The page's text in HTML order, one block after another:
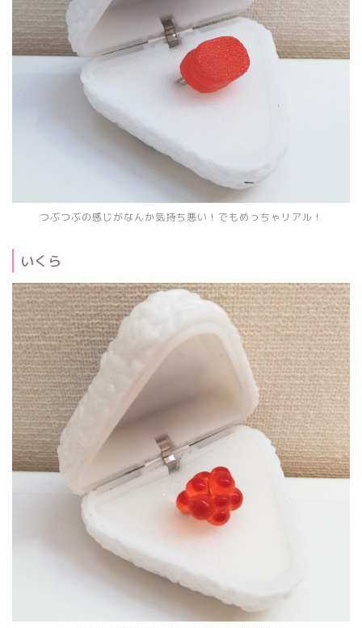
つぶつぶの感じがなんか気持ち悪い！でもめっちゃリアル！
いくら